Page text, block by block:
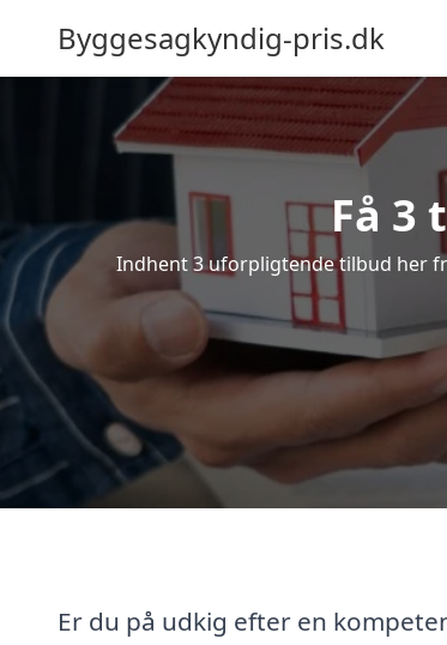
Byggesagkyndig-pris.dk
Få 3
Indhent 3 uforpligtende tilbud her
Er du på udkig efter en